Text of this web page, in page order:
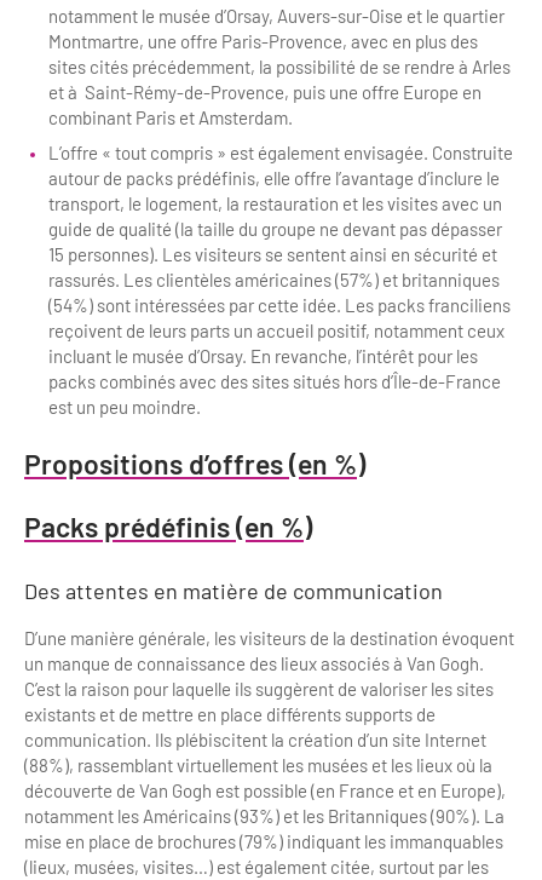
notamment le musée d’Orsay, Auvers-sur-Oise et le quartier
Montmartre, une offre Paris-Provence, avec en plus des
sites cités précédemment, la possibilité de se rendre à Arles
et à Saint-Rémy-de-Provence, puis une offre Europe en
combinant Paris et Amsterdam.
L’offre « tout compris » est également envisagée. Construite
autour de packs prédéfinis, elle offre l’avantage d’inclure le
transport, le logement, la restauration et les visites avec un
guide de qualité (la taille du groupe ne devant pas dépasser
15 personnes). Les visiteurs se sentent ainsi en sécurité et
rassurés. Les clientèles américaines (57%) et britanniques
(54%) sont intéressées par cette idée. Les packs franciliens
reçoivent de leurs parts un accueil positif, notamment ceux
incluant le musée d’Orsay. En revanche, l’intérêt pour les
packs combinés avec des sites situés hors d’Île-de-France
est un peu moindre.
Propositions d’offres (en %)
Packs prédéfinis (en %)
Des attentes en matière de communication
D’une manière générale, les visiteurs de la destination évoquent
un manque de connaissance des lieux associés à Van Gogh.
C’est la raison pour laquelle ils suggèrent de valoriser les sites
existants et de mettre en place différents supports de
communication. Ils plébiscitent la création d’un site Internet
(88%), rassemblant virtuellement les musées et les lieux où la
découverte de Van Gogh est possible (en France et en Europe),
notamment les Américains (93%) et les Britanniques (90%). La
mise en place de brochures (79%) indiquant les immanquables
(lieux, musées, visites…) est également citée, surtout par les